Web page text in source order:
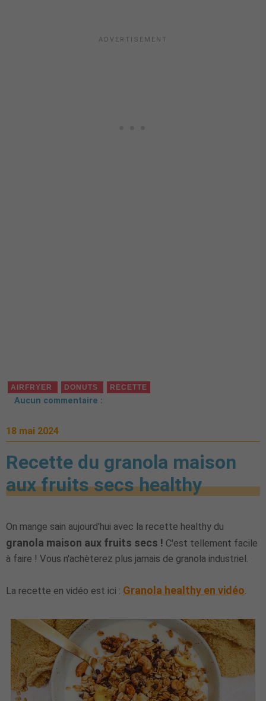
AIRFRYER DONUTS RECETTE
Aucun commentaire :
18 mai 2024
Recette du granola maison
aux fruits secs healthy
On mange sain aujourd'hui avec la recette healthy du
granola maison aux fruits secs ! C'est tellement facile
à faire ! Vous n'achèterez plus jamais de granola industriel.
La recette en vidéo est ici : Granola healthy en vidéo